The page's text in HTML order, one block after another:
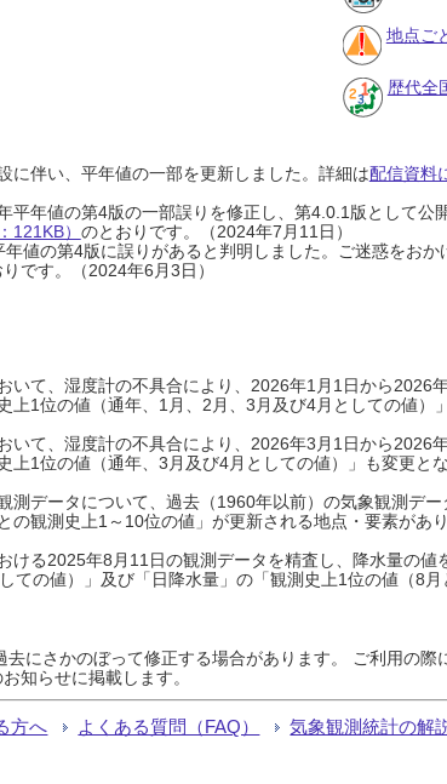
地点ご
歴代全
に伴い、平年値の一部を更新しました。詳細は配信資料
平年値の第4版の一部誤りを修正し、第4.0.1版として公
121KB） のとおりです。（2024年7月11日）
値の第4版に誤りがあると判明しました。ご迷惑をお
です。（2024年6月3日）
いて、湿度計の不具合により、2026年1月1日から2026
上1位の値（通年、1月、2月、3月及び4月としての値）
いて、湿度計の不具合により、2026年3月1日から2026
上1位の値（通年、3月及び4月としての値）」も変更と
測データについて、過去（1960年以前）の気象観測デ
の観測史上1～10位の値」が更新される地点・要素があ
ける2025年8月11日の観測データを精査し、降水量の
ての値）」及び「日降水量」の「観測史上1位の値（8
にさかのぼって修正する場合があります。 ご利用の
知らせに掲載します。
方へ よくある質問（FAQ） 気象観測統計の解